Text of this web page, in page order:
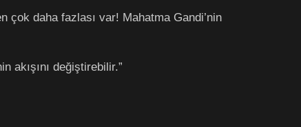
çok daha fazlası var! Mahatma Gandi’nin
akışını değiştirebilir.”